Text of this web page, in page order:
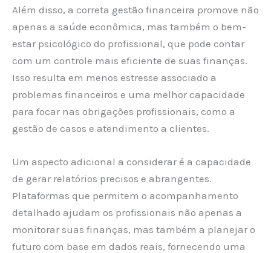
Além disso, a correta gestão financeira promove não
apenas a saúde econômica, mas também o bem-
estar psicológico do profissional, que pode contar
com um controle mais eficiente de suas finanças.
Isso resulta em menos estresse associado a
problemas financeiros e uma melhor capacidade
para focar nas obrigações profissionais, como a
gestão de casos e atendimento a clientes.
Um aspecto adicional a considerar é a capacidade
de gerar relatórios precisos e abrangentes.
Plataformas que permitem o acompanhamento
detalhado ajudam os profissionais não apenas a
monitorar suas finanças, mas também a planejar o
futuro com base em dados reais, fornecendo uma